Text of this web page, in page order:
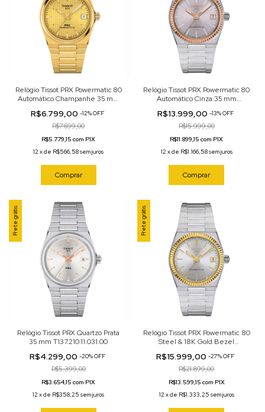
Relógio Tissot PRX Powermatic 80
Automático Champanhe 35 mm
R$6.799,00 -12%OFF
R$7.699,00
R$5.779,15 com PIX
12 xde R$566,58sem juros
Comprar
Relógio Tissot PRX Powermatic 80
Automático Cinza 35 mm
R$13.999,00 -13%OFF
R$15.999,00
R$11.899,15 com PIX
12 xde R$1.166,58sem juros
Comprar
Frete grátis
Relógio Tissot PRX Quartzo Prata
35 mm T137.210.11.031.00
R$4.299,00 -20%OFF
R$5.399,00
R$3.654,15 com PIX
12 xde R$358,25 sem juros
Frete grátis
Relógio Tissot PRX Powermatic 80
Steel & 18K Gold Bezel
T931.207.41.031.01
R$15.999,00-27%OFF
R$21.899,00
R$13.599,15 com PIX
12 xde R$1.333,25 sem juros